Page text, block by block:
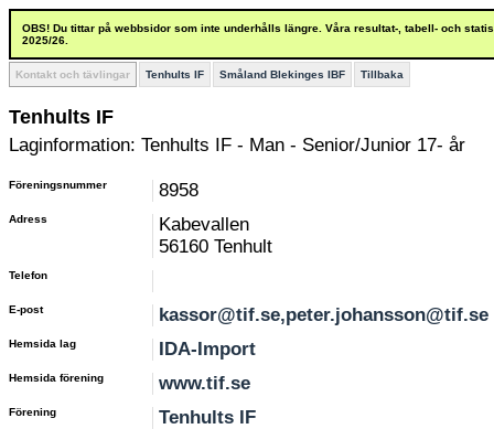
OBS! Du tittar på webbsidor som inte underhålls längre. Våra resultat-, tabell- och
2025/26.
Kontakt och tävlingar Tenhults IF Småland Blekinges IBF Tillbaka
Tenhults IF
Laginformation: Tenhults IF - Man - Senior/Junior 17- år
Föreningsnummer 8958
Adress
Kabevallen
56160 Tenhult
Telefon
E-post kassor@tif.se,peter.johansson@tif.se
Hemsida lag IDA-Import
Hemsida förening www.tif.se
Förening Tenhults IF